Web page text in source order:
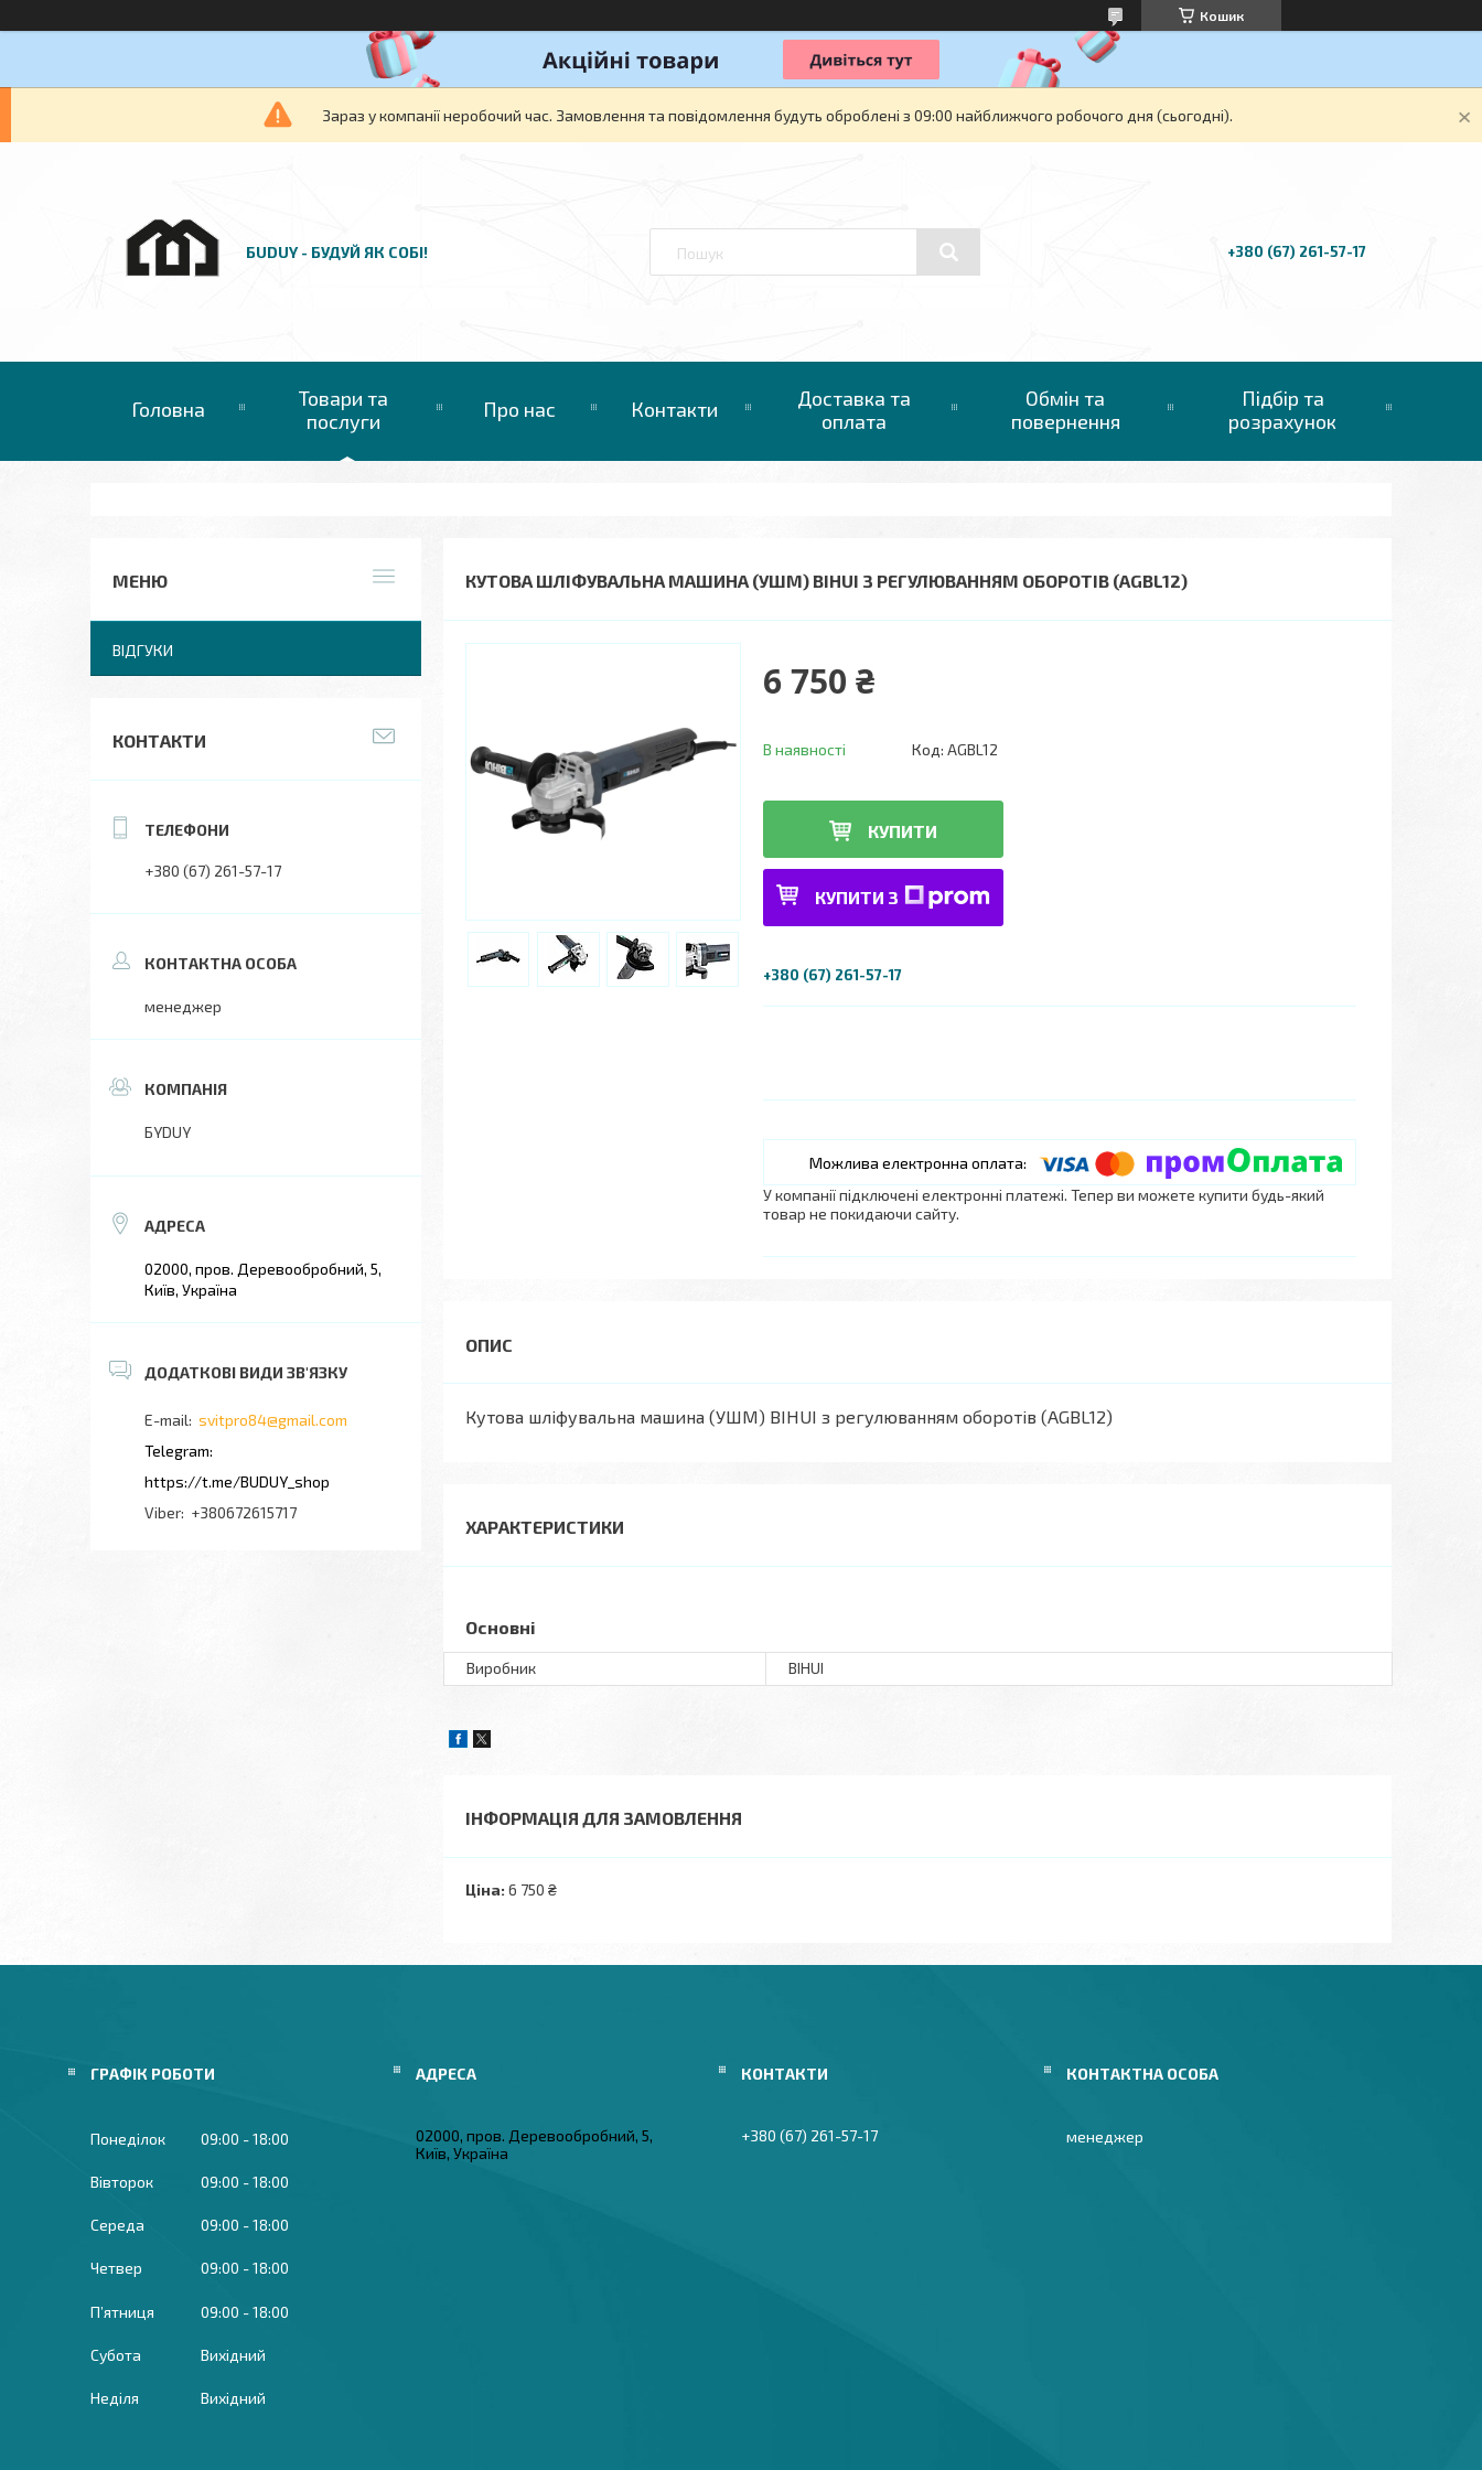
Кошик
Зараз у компанії неробочий час. Замовлення та повідомлення будуть оброблені з 09:00 найближчого робочого дня (сьогодні).
БUDUY - БУДУЙ ЯК СОБІ! +380 (67) 261-57-17
Головна
Товари та
послуги
Про нас Контакти
Доставка та
оплата
Обмін та
повернення
Підбір та
розрахунок
КУТОВА ШЛІФУВАЛЬНА МАШИНА (УШМ) BIHUI З РЕГУЛЮВАННЯМ ОБОРОТІВ (AGBL12)
6 750 ₴
В наявності Код: AGBL12
КУПИТИ
КУПИТИ З
+380 (67) 261-57-17
У компанії підключені електронні платежі. Тепер ви можете купити будь-який
товар не покидаючи сайту.
Кутова шліфувальна машина (УШМ) BIHUI з регулюванням оборотів (AGBL12)
ХАРАКТЕРИСТИКИ
Основні
Виробник BIHUI
ІНФОРМАЦІЯ ДЛЯ ЗАМОВЛЕННЯ
Ціна: 6 750 ₴
ВІДГУКИ
КОНТАКТИ
+380 (67) 261-57-17
менеджер
БYDUY
02000, пров. Деревообробний, 5,
Київ, Україна
svitpro84@gmail.com
https://t.me/BUDUY_shop
+380672615717
ГРАФІК РОБОТИ
Понеділок 09:00 18:00
Вівторок 09:00 18:00
Середа 09:00 18:00
Четвер 09:00 18:00
Пʼятниця 09:00 18:00
Субота Вихідний
Неділя Вихідний
02000, пров. Деревообробний, 5,
Київ, Україна
+380 (67) 261-57-17 менеджер